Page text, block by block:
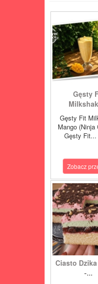
Gęsty
Gęsty Fit
Mango (Ninja
Gęsty Fit...
Zobacz
Ciasto
-...